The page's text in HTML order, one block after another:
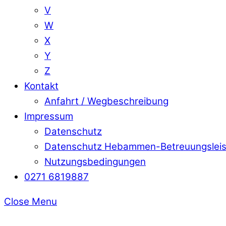
V
W
X
Y
Z
Kontakt
Anfahrt / Wegbeschreibung
Impressum
Datenschutz
Datenschutz Hebammen-
Nutzungsbedingungen
0271 6819887
Close Menu